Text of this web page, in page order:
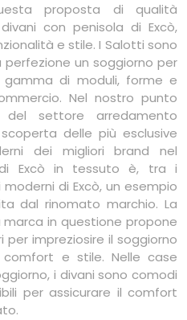
proposta di qualità
con penisola di Excò,
e stile. I Salotti sono
un soggiorno per
di moduli, forme e
Nel nostro punto
settore arredamento
delle più esclusive
dei migliori brand nel
Excò in tessuto è, tra i
di Excò, un esempio
dal rinomato marchio. La
in questione propone
per impreziosire il soggiorno
comfort e stile. Nelle case
i divani sono comodi
per assicurare il comfort